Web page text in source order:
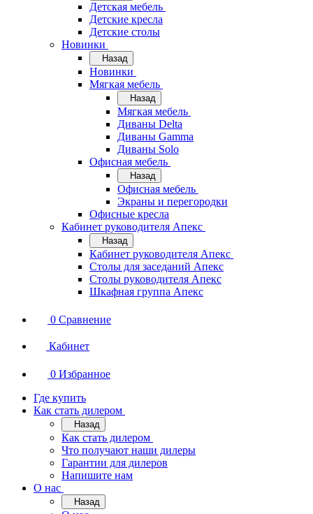
Детская мебель
Детские кресла
Детские столы
Новинки
Назад
Новинки
Мягкая мебель
Назад
Мягкая мебель
Диваны Delta
Диваны Gamma
Диваны Solo
Офисная мебель
Назад
Офисная мебель
Экраны и перегородки
Офисные кресла
Кабинет руководителя Апекс
Назад
Кабинет руководителя Апекс
Столы для заседаний Апекс
Столы руководителя Апекс
Шкафная группа Апекс
0 Сравнение
Кабинет
0 Избранное
Где купить
Как стать дилером
Назад
Как стать дилером
Что получают наши дилеры
Гарантии для дилеров
Напишите нам
О нас
Назад